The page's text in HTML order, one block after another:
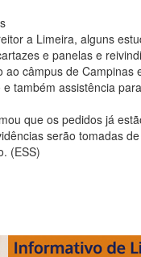
a Limeira, alguns
e panelas e
câmpus de Campinas
também assistência
que os pedidos já
serão tomadas
(ESS)